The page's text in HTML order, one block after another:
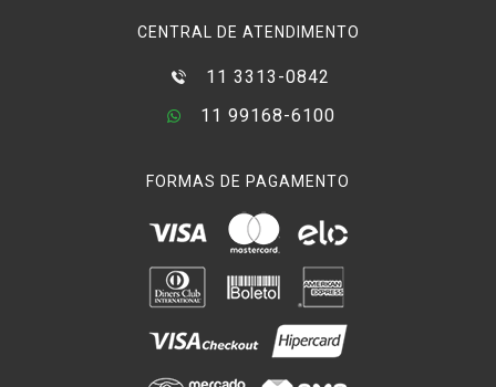
CENTRAL DE ATENDIMENTO
11 3313-0842
11 99168-6100
FORMAS DE PAGAMENTO